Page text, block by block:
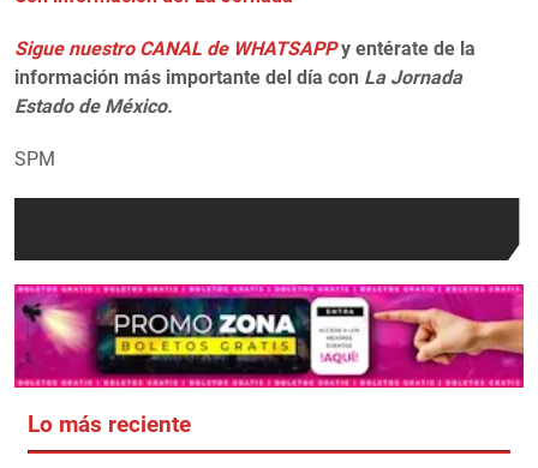
Sigue nuestro CANAL de WHATSAPPy entérate de la
información más importante del día con La Jornada
Estado de México.
SPM
Lo más reciente